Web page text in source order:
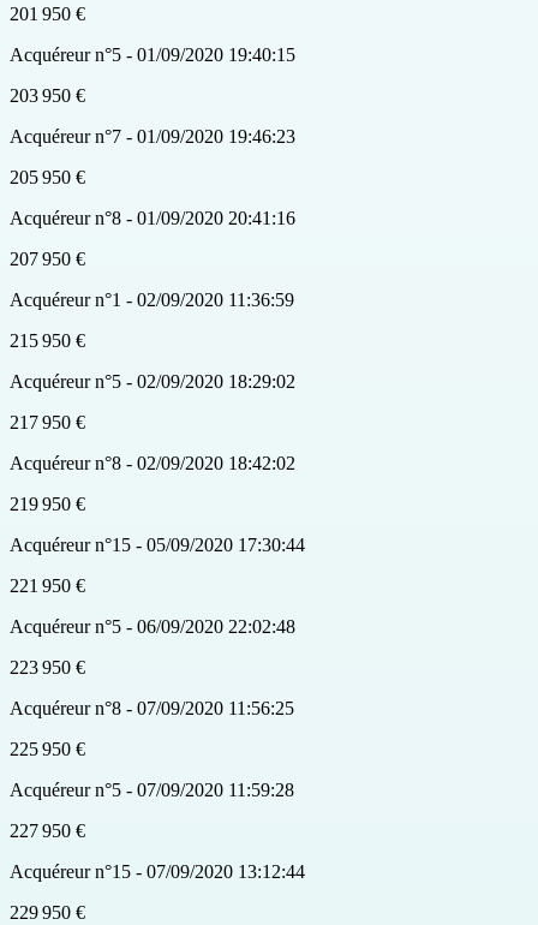
201 950 €
Acquéreur n°5 - 01/09/2020 19:40:15
203 950 €
Acquéreur n°7 - 01/09/2020 19:46:23
205 950 €
Acquéreur n°8 - 01/09/2020 20:41:16
207 950 €
Acquéreur n°1 - 02/09/2020 11:36:59
215 950 €
Acquéreur n°5 - 02/09/2020 18:29:02
217 950 €
Acquéreur n°8 - 02/09/2020 18:42:02
219 950 €
Acquéreur n°15 - 05/09/2020 17:30:44
221 950 €
Acquéreur n°5 - 06/09/2020 22:02:48
223 950 €
Acquéreur n°8 - 07/09/2020 11:56:25
225 950 €
Acquéreur n°5 - 07/09/2020 11:59:28
227 950 €
Acquéreur n°15 - 07/09/2020 13:12:44
229 950 €